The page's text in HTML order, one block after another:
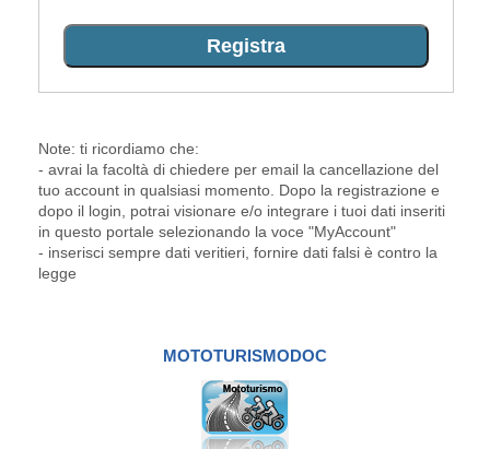
Note: ti ricordiamo che:
- avrai la facoltà di chiedere per email la cancellazione del
tuo account in qualsiasi momento. Dopo la registrazione e
dopo il login, potrai visionare e/o integrare i tuoi dati inseriti
in questo portale selezionando la voce "MyAccount"
- inserisci sempre dati veritieri, fornire dati falsi è contro la
legge
MOTOTURISMODOC